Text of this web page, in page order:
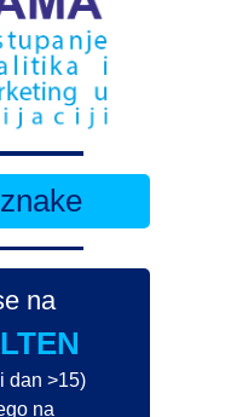
na
dan >15)
na